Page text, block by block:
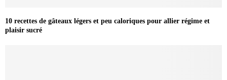
10 recettes de gâteaux légers et peu caloriques pour allier régime et
plaisir sucré